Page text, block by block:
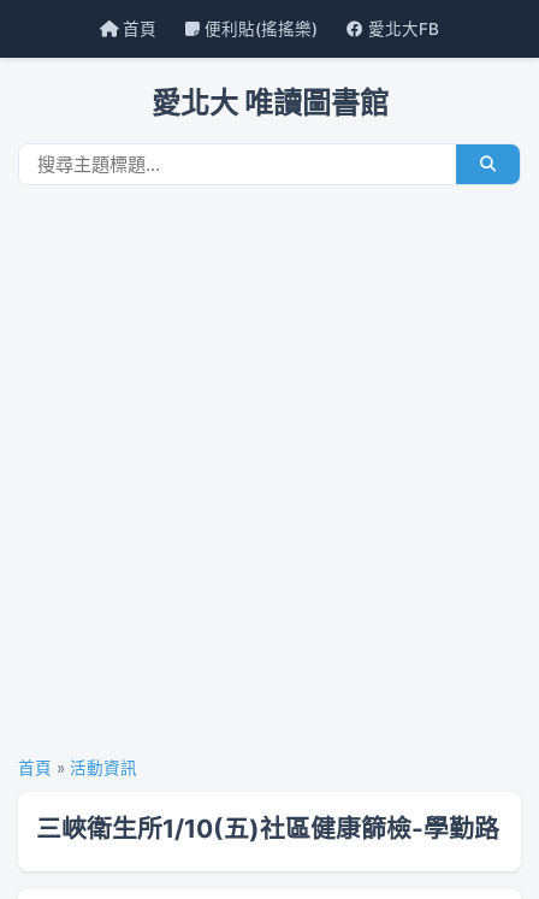
首頁 便利貼(搖搖樂) 愛北大FB
愛北大 唯讀圖書館
首頁 » 活動資訊
三峽衛生所1/10(五)社區健康篩檢-學勤路